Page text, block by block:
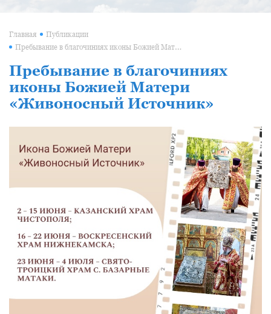
Главная Публикации
Пребывание в благочиниях иконы Божией Матери «Живоносный Источник»
Пребывание в благочиниях
иконы Божией Матери
«Живоносный Источник»